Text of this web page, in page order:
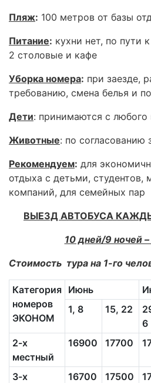
Пляж: 100 метров от базы
Питание: кухни нет, по пути
2 столовые и кафе
Уборка номера: при заезде,
требованию, смена белья и
Дети: принимаются с любого
Животные: по согласованию
Рекомендуем: для
отдыха с детьми, студентов,
компаний, для семейных пар
ВЫЕЗД АВТОБУСА
10 дней/9 ночей
Стоимость тура на 1-го
Категория
номеров
ЭКОНОМ
Июнь
1, 8
15, 22
6
2-х
местный
16900 17700
3-х
16700 17500